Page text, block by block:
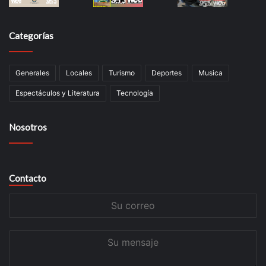
Categorías
Generales Locales Turismo Deportes Musica
Espectáculos y Literatura Tecnología
Nosotros
Contacto